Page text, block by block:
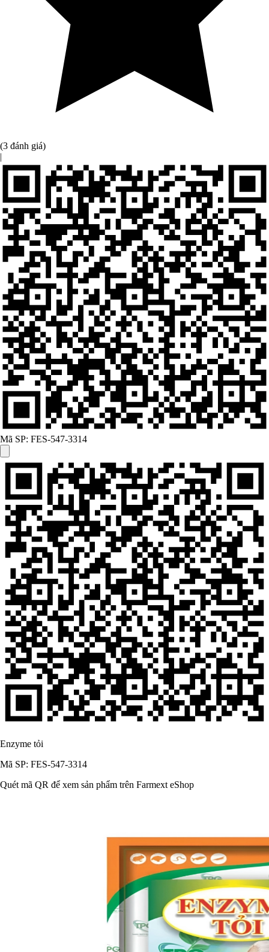
(3 đánh giá)
|
Mã SP: FES-547-3314
Enzyme tỏi
Mã SP: FES-547-3314
Quét mã QR để xem sản phẩm trên Farmext eShop